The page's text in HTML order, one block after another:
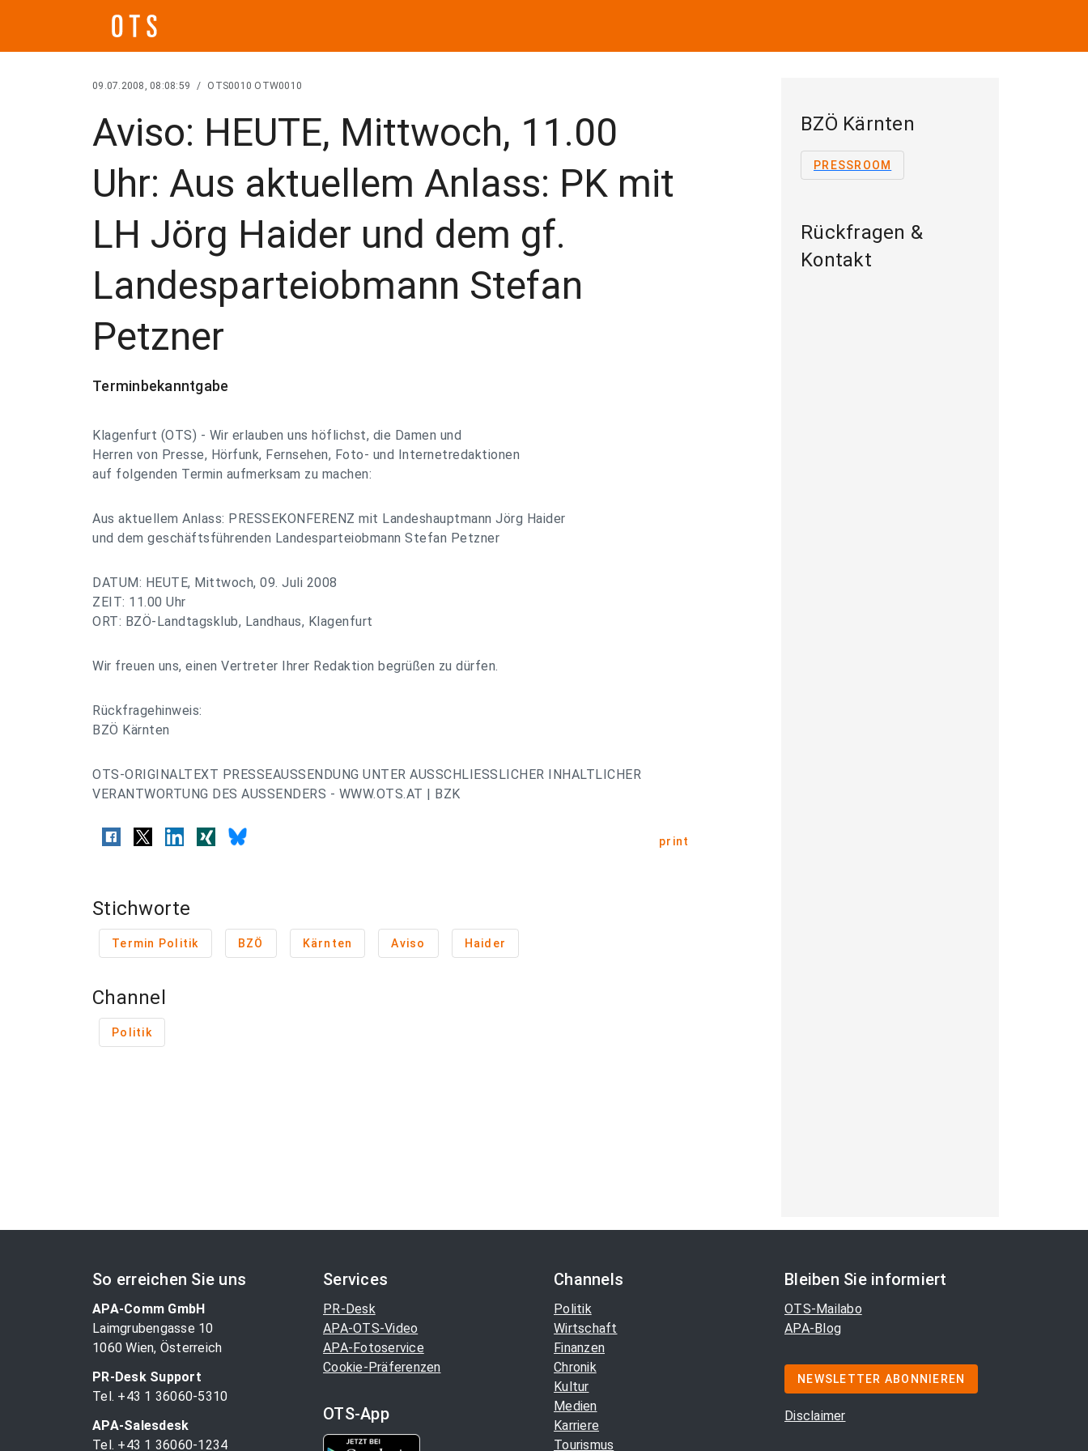
09.07.2008, 08:08:59 / OTS0010 OTW0010
Aviso: HEUTE, Mittwoch, 11.00
Uhr: Aus aktuellem Anlass: PK mit
LH Jörg Haider und dem gf.
Landesparteiobmann Stefan
Petzner
Terminbekanntgabe
Klagenfurt (OTS) - Wir erlauben uns höflichst, die Damen und
Herren von Presse, Hörfunk, Fernsehen, Foto- und Internetredaktionen
auf folgenden Termin aufmerksam zu machen:
Aus aktuellem Anlass: PRESSEKONFERENZ mit Landeshauptmann Jörg Haider
und dem geschäftsführenden Landesparteiobmann Stefan Petzner
DATUM: HEUTE, Mittwoch, 09. Juli 2008
ZEIT: 11.00 Uhr
ORT: BZÖ-Landtagsklub, Landhaus, Klagenfurt
Wir freuen uns, einen Vertreter Ihrer Redaktion begrüßen zu dürfen.
Rückfragehinweis:
BZÖ Kärnten
OTS-ORIGINALTEXT PRESSEAUSSENDUNG UNTER AUSSCHLIESSLICHER INHALTLICHER
VERANTWORTUNG DES AUSSENDERS - WWW.OTS.AT | BZK
print
Stichworte
Termin Politik BZÖ Kärnten Aviso Haider
Channel
Politik
BZÖ Kärnten
PRESSROOM
Rückfragen &
Kontakt
So erreichen Sie uns
APA-Comm GmbH
Laimgrubengasse 10
1060 Wien, Österreich
PR-Desk Support
Tel. +43 1 36060-5310
APA-Salesdesk
Tel. +43 1 36060-1234
Services
PR-Desk
APA-OTS-Video
APA-Fotoservice
Cookie-Präferenzen
OTS-App
Channels
Politik
Wirtschaft
Finanzen
Chronik
Kultur
Medien
Karriere
Tourismus
Bleiben Sie informiert
OTS-Mailabo
APA-Blog
NEWSLETTER ABONNIEREN
Disclaimer